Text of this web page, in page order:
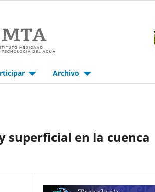
Archivo
superficial en la cuenca